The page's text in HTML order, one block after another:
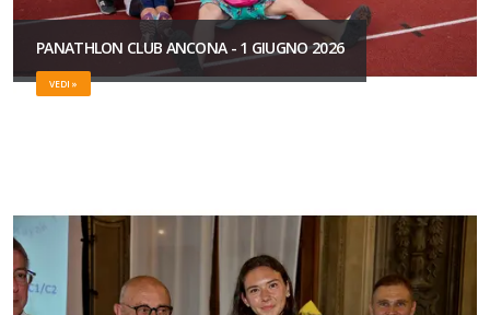
PANATHLON CLUB ANCONA - 1 GIUGNO 2026
VEDI »